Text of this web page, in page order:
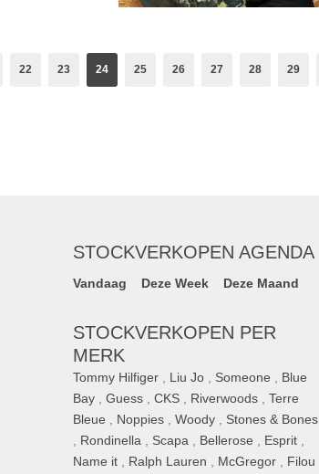
22 23 24 25 26 27 28 29
STOCKVERKOPEN AGENDA
Vandaag Deze Week Deze Maand
STOCKVERKOPEN PER
MERK
Tommy Hilfiger Liu Jo Someone
Blue
Bay ,Guess ,CKS Riverwoods ,Terre
Bleue
Noppies ,Woody
Stones & Bones
Rondinella Scapa Bellerose Esprit
Name it
Ralph Lauren McGregor
Filou